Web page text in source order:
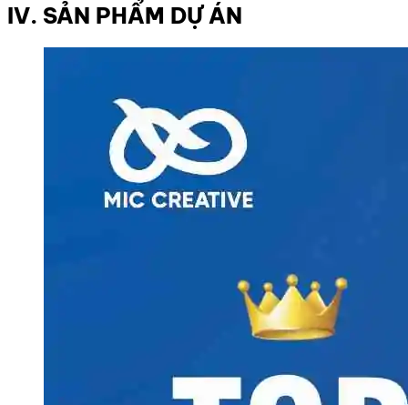
IV. SẢN PHẨM DỰ ÁN